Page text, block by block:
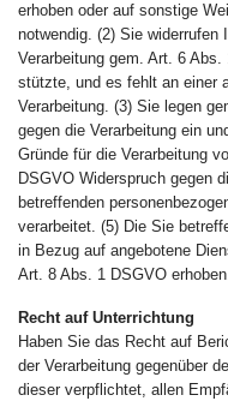
erhoben oder auf sonstige
notwendig. (2) Sie
Verarbeitung gem. Art. 6
stützte, und es fehlt an einer
Verarbeitung. (3) Sie legen
gegen die Verarbeitung ein
Gründe für die Verarbeitung
DSGVO Widerspruch gegen
betreffenden
verarbeitet. (5) Die Sie
in Bezug auf angebotene
Art. 8 Abs. 1 DSGVO
Recht auf Unterrichtung
Haben Sie das Recht auf
der Verarbeitung gegenüber
dieser verpflichtet, allen